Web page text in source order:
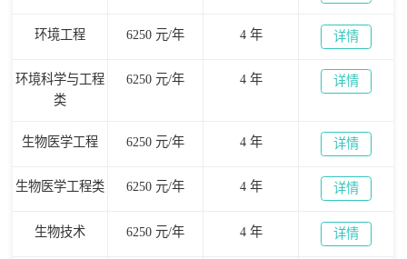
环境工程 6250 元/年 4 年 详情
环境科学与工程
类
6250 元/年 4 年 详情
生物医学工程 6250 元/年 4 年 详情
生物医学工程类 6250 元/年 4 年 详情
生物技术 6250 元/年 4 年 详情